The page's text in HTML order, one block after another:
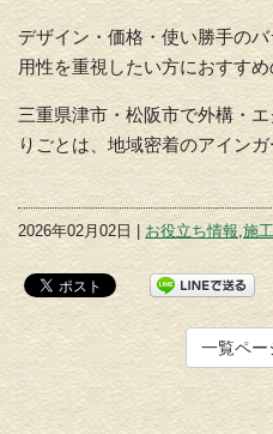
デザイン・価格・使い勝手の
用性を重視したい方におすす
三重県津市・松阪市で外構・
りごとは、地域密着のアイン
2026年02月02日 | お役立ち情報 ,施
一覧ペー